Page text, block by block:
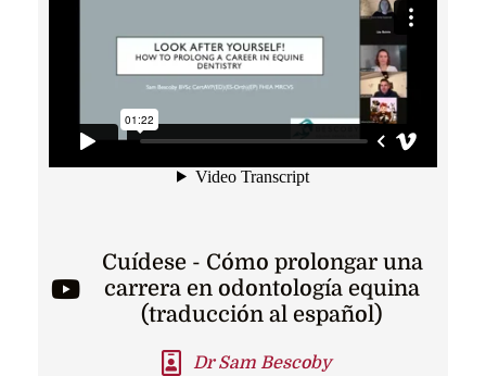
Cuídese - Cómo prolongar una
carrera en odontología equina
(traducción al español)
Dr Sam Bescoby